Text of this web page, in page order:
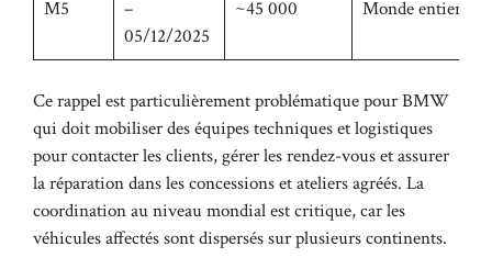
M5
–
05/12/2025
~45 000 Monde entier
Ce rappel est particulièrement problématique pour BMW
qui doit mobiliser des équipes techniques et logistiques
pour contacter les clients, gérer les rendez-vous et assurer
la réparation dans les concessions et ateliers agréés. La
coordination au niveau mondial est critique, car les
véhicules affectés sont dispersés sur plusieurs continents.